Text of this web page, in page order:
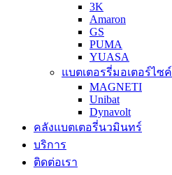
3K
Amaron
GS
PUMA
YUASA
แบตเตอรรี่มอเตอร์ไซค์
MAGNETI
Unibat
Dynavolt
คลังแบตเตอรี่นวมินทร์
บริการ
ติดต่อเรา